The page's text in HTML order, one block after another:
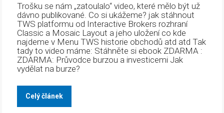
Trošku se nám „zatoulalo“ video, které mělo být už
dávno publikované. Co si ukážeme? jak stáhnout
TWS platformu od Interactive Brokers rozhraní
Classic a Mosaic Layout a jeho uložení co kde
najdeme v Menu TWS historie obchodů atd atd Tak
tady to video máme: Stáhněte si ebook ZDARMA :
ZDARMA: Průvodce burzou a investicemi Jak
vydělat na burze?
Celý článek